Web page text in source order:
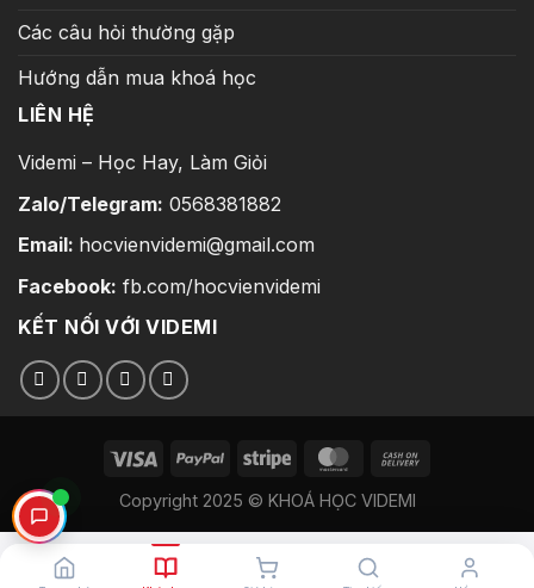
Các câu hỏi thường gặp
Hướng dẫn mua khoá học
LIÊN HỆ
Videmi – Học Hay, Làm Giỏi
Zalo/Telegram: 0568381882
Email: hocvienvidemi@gmail.com
Facebook: fb.com/hocvienvidemi
KẾT NỐI VỚI VIDEMI
Copyright 2025 © KHOÁ HỌC VIDEMI